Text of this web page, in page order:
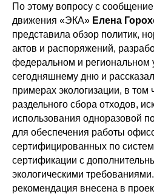
По этому вопросу с
движения «ЭКА» Елена
представила обзор политик,
актов и распоряжений,
федеральном и региональном
сегодняшнему дню и
примерах экологизации, в том
раздельного сбора отходов,
использования одноразовой
для обеспечения работы
сертифицированных по
сертификации с
экологическими
рекомендация внесена в